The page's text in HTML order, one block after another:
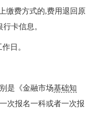
缴费方式的,费用退回原
卡信息。
日。
是《金融市场基础知
次报名一科或者一次报